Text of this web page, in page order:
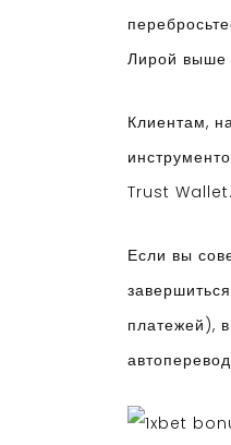
Лирой выше
Клиентам,
Trust Wallet.
Если вы
платежей),